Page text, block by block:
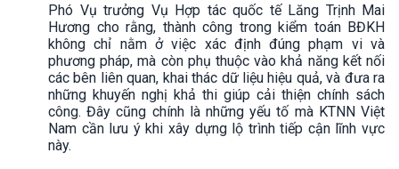
Phó Vụ trưởng Vụ Hợp tác quốc tế Lăng Trịnh Mai
Hương cho rằng, thành công trong kiểm toán BĐKH
không chỉ nằm ở việc xác định đúng phạm vi và
phương pháp, mà còn phụ thuộc vào khả năng kết nối
các bên liên quan, khai thác dữ liệu hiệu quả, và đưa ra
những khuyến nghị khả thi giúp cải thiện chính sách
công. Đây cũng chính là những yếu tố mà KTNN Việt
Nam cần lưu ý khi xây dựng lộ trình tiếp cận lĩnh vực
này.